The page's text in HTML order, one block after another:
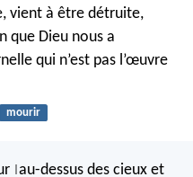
vient à être détruite,
que Dieu nous a
qui n’est pas l’œuvre
mourir
au-dessus des cieux et